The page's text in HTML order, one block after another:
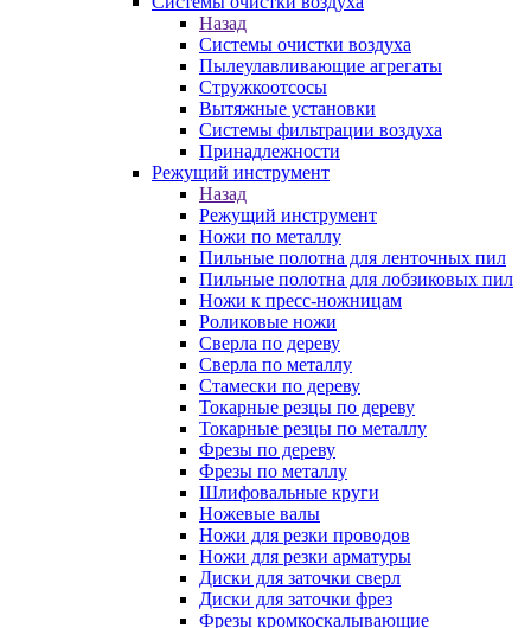
Назад
Системы очистки воздуха
Пылеулавливающие агрегаты
Стружкоотсосы
Вытяжные установки
Системы фильтрации воздуха
Принадлежности
Режущий инструмент
Назад
Режущий инструмент
Ножи по металлу
Пильные полотна для ленточных пил
Пильные полотна для лобзиковых пил
Ножи к пресс-ножницам
Роликовые ножи
Сверла по дереву
Сверла по металлу
Стамески по дереву
Токарные резцы по дереву
Токарные резцы по металлу
Фрезы по дереву
Фрезы по металлу
Шлифовальные круги
Ножевые валы
Ножи для резки проводов
Ножи для резки арматуры
Диски для заточки сверл
Диски для заточки фрез
Фрезы кромкоскалывающие